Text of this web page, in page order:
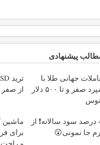
پیشنهادی
جهانی طلا با
اسپرد صفر و تا ۵۰۰ دلار
از
40 درصد سود سالانه❗ از
جا نمونی😲
ماشین
برای
و